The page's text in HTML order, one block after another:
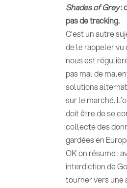
Shades of Grey:
pas de tracking.
C’est un autre
de le rappeler vu
nous est
pas mal de
solutions
sur le marché.
doit être de se
collecte des
gardées en
OK on résume :
interdiction de
tourner vers une